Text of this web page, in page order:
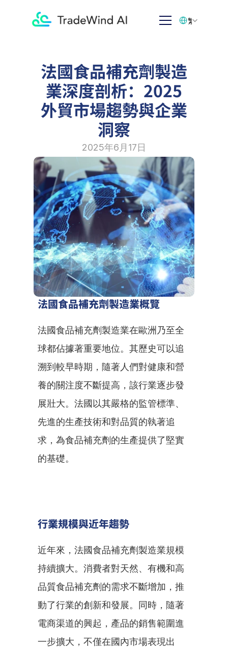
法國食品補充劑製造
業深度剖析：2025
外貿市場趨勢與企業
洞察
2025年6月17日
法國食品補充劑製造業概覽
法國食品補充劑製造業在歐洲乃至全
球都佔據著重要地位。其歷史可以追
溯到較早時期，隨著人們對健康和營
養的關注度不斷提高，該行業逐步發
展壯大。法國以其嚴格的監管標準、
先進的生產技術和對品質的執著追
求，為食品補充劑的生產提供了堅實
的基礎。
行業規模與近年趨勢
近年來，法國食品補充劑製造業規模
持續擴大。消費者對天然、有機和高
品質食品補充劑的需求不斷增加，推
動了行業的創新和發展。同時，隨著
電商渠道的興起，產品的銷售範圍進
一步擴大，不僅在國內市場表現出
繁体中文